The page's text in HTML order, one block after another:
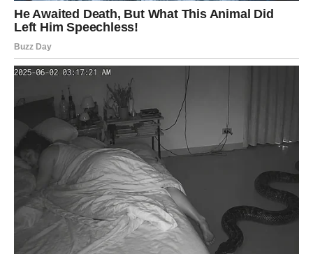
VODOLIJA
Zvijezde vam donose neočekivanu priliku ili vijest koja bi
vam mogla potpuno promijeniti budućnost.
Jedna želja sada postaje stvarnost mnogo brže nego što
očekujete.
Veliko iznenađenje ulazi u vaš život
Pred vama su veoma posebni trenuci.
RIBE